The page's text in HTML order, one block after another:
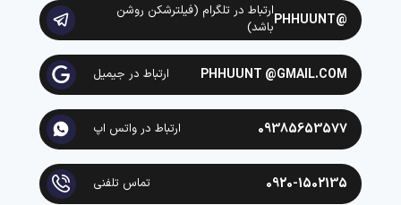
@PHHUUNT
ارتباط در تلگرام (فیلترشکن روشن
باشد)
PHHUUNT @GMAIL.COM ارتباط در جیمیل
09385653577 ارتباط در واتس اپ
0920-1502135 تماس تلفنی